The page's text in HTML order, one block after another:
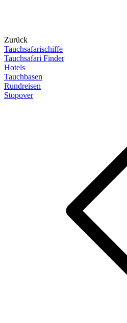
Zurück
Tauchsafarischiffe
Tauchsafari Finder
Hotels
Tauchbasen
Rundreisen
Stopover